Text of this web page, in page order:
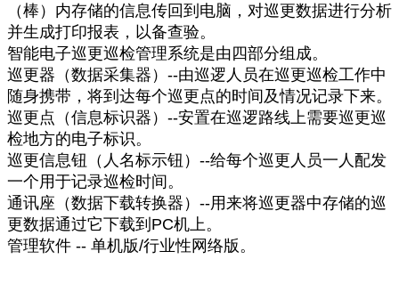
（棒）内存储的信息传回到电脑，对巡更数据进行分析
并生成打印报表，以备查验。
智能电子巡更巡检管理系统是由四部分组成。
巡更器（数据采集器）--由巡逻人员在巡更巡检工作中
随身携带，将到达每个巡更点的时间及情况记录下来。
巡更点（信息标识器）--安置在巡逻路线上需要巡更巡
检地方的电子标识。
巡更信息钮（人名标示钮）--给每个巡更人员一人配发
一个用于记录巡检时间。
通讯座（数据下载转换器）--用来将巡更器中存储的巡
更数据通过它下载到PC机上。
管理软件 -- 单机版/行业性网络版。